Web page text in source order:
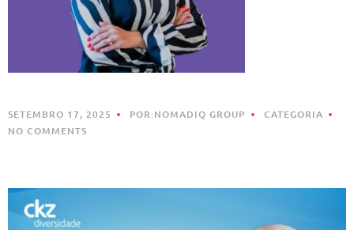
SETEMBRO 17, 2025 POR:NOMADIQ GROUP
CATEGORIA
NO COMMENTS